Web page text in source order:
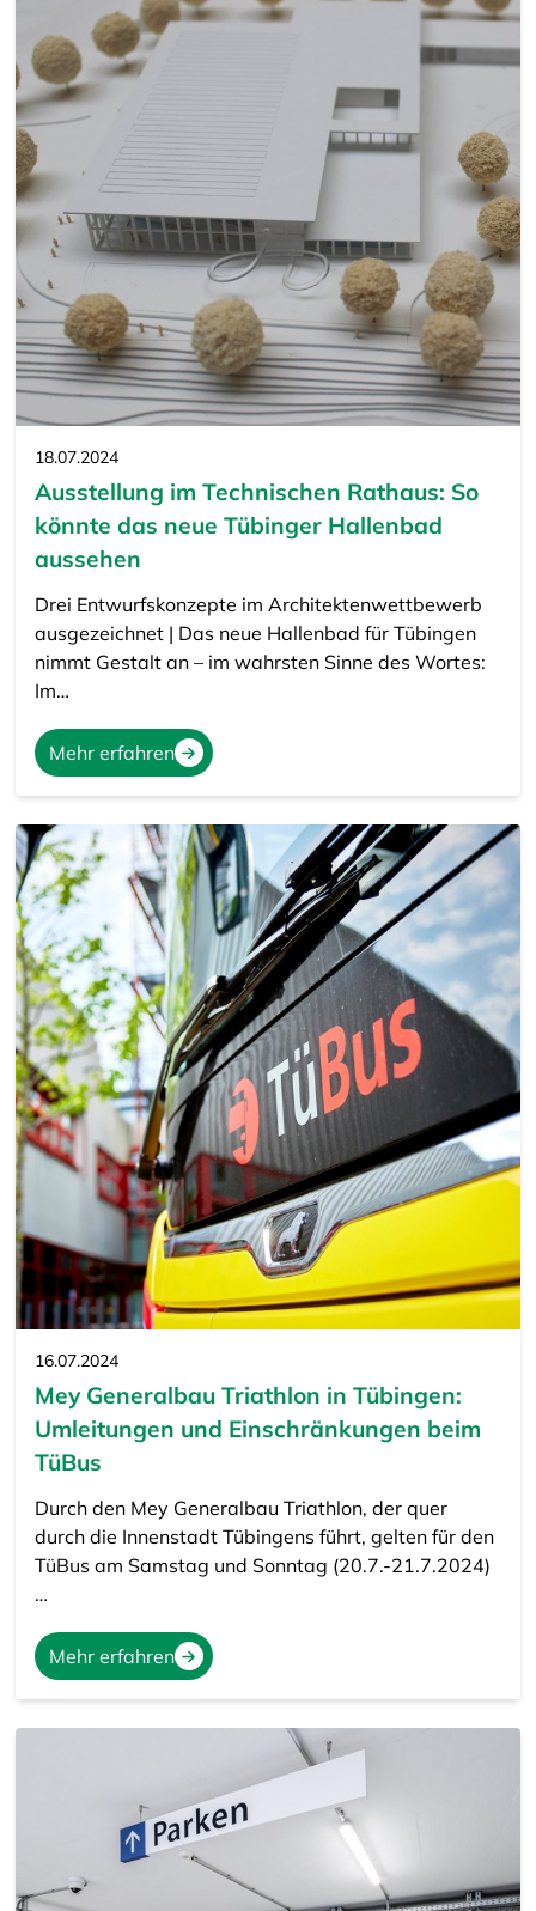
18.07.2024
Ausstellung im Technischen Rathaus: So
könnte das neue Tübinger Hallenbad
aussehen
Drei Entwurfskonzepte im Architektenwettbewerb
ausgezeichnet | Das neue Hallenbad für Tübingen
nimmt Gestalt an – im wahrsten Sinne des Wortes:
Im…
Mehr erfahren
16.07.2024
Mey Generalbau Triathlon in Tübingen:
Umleitungen und Einschränkungen beim
TüBus
Durch den Mey Generalbau Triathlon, der quer
durch die Innenstadt Tübingens führt, gelten für den
TüBus am Samstag und Sonntag (20.7.-21.7.2024)
…
Mehr erfahren